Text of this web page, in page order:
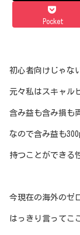
Pocket
初心者向けじゃな
元々私はスキャル
含み益も含み損も
なので含み益も
持つことができる
今現在の海外のゼ
はっきり言ってこ